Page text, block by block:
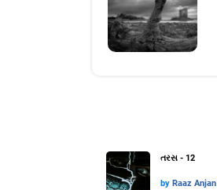
તરસ - 12
by Raaz Anjan